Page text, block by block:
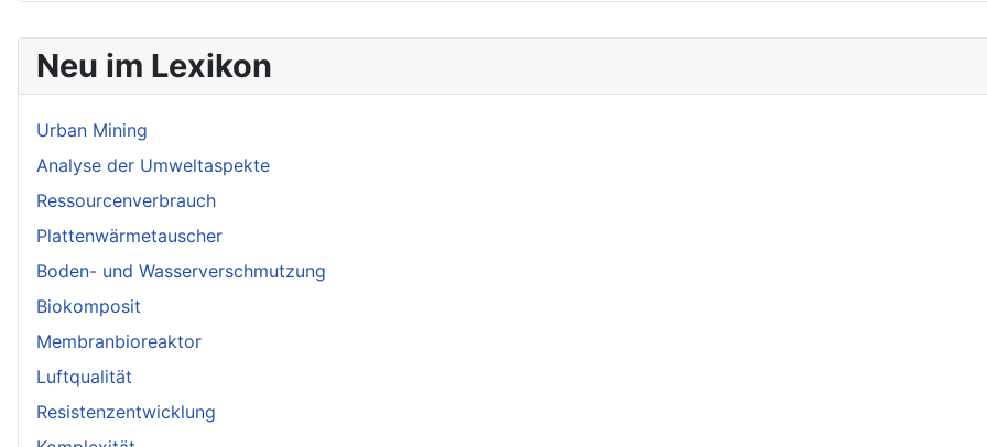
Neu im Lexikon
Urban Mining
Analyse der Umweltaspekte
Ressourcenverbrauch
Plattenwärmetauscher
Boden- und Wasserverschmutzung
Biokomposit
Membranbioreaktor
Luftqualität
Resistenzentwicklung